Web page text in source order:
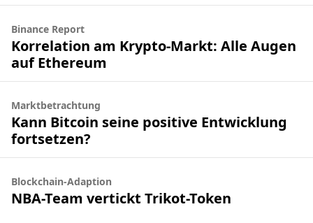
Binance Report
Korrelation am Krypto-Markt: Alle Augen
auf Ethereum
Marktbetrachtung
Kann Bitcoin seine positive Entwicklung
fortsetzen?
Blockchain-Adaption
NBA-Team vertickt Trikot-Token